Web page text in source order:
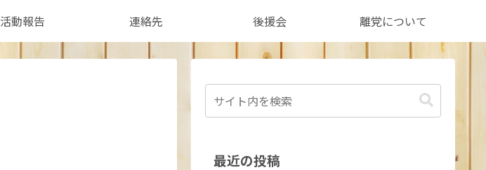
活動報告 連絡先 後援会 離党について
最近の投稿